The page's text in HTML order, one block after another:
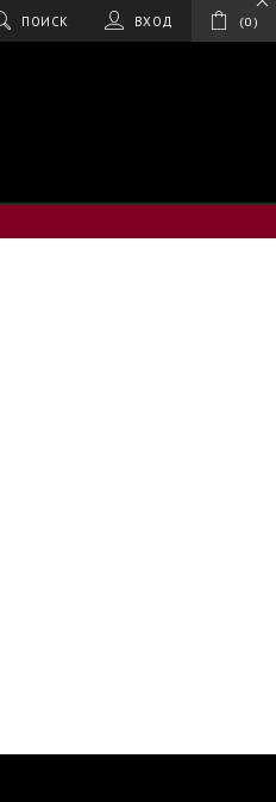
ПОИСК ВХОД 0